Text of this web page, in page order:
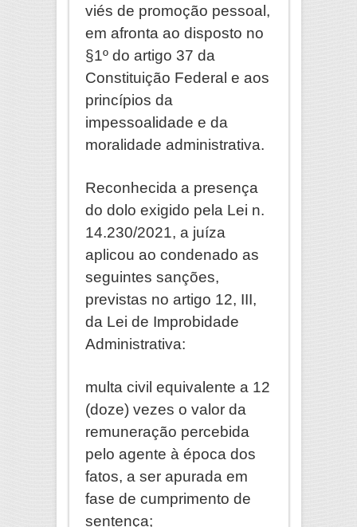
viés de promoção pessoal,
em afronta ao disposto no
§1º do artigo 37 da
Constituição Federal e aos
princípios da
impessoalidade e da
moralidade administrativa.
Reconhecida a presença
do dolo exigido pela Lei n.
14.230/2021, a juíza
aplicou ao condenado as
seguintes sanções,
previstas no artigo 12, III,
da Lei de Improbidade
Administrativa:
multa civil equivalente a 12
(doze) vezes o valor da
remuneração percebida
pelo agente à época dos
fatos, a ser apurada em
fase de cumprimento de
sentença;